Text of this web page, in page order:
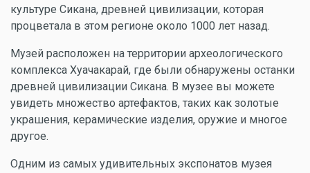
культуре Сикана, древней цивилизации, которая
процветала в этом регионе около 1000 лет назад.
Музей расположен на территории археологического
комплекса Хуачакарай, где были обнаружены останки
древней цивилизации Сикана. В музее вы можете
увидеть множество артефактов, таких как золотые
украшения, керамические изделия, оружие и многое
другое.
Одним из самых удивительных экспонатов музея